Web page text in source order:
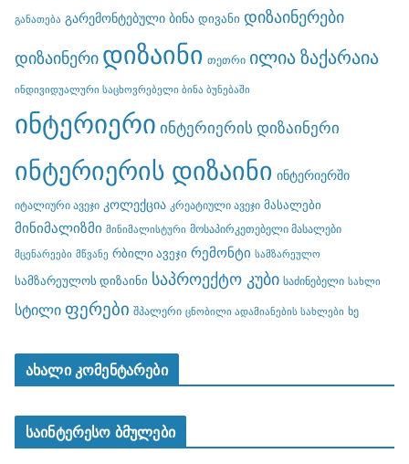
განათება გარემონტებული ბინა დივანი დიზაინერები
დიზაინერი დიზაინი თეთრი ილია ზაქარაია
ინდივიდუალური საცხოვრებელი ბინა ბუნებაში
ინტერიერი ინტერიერის დიზაინერი
ინტერიერის დიზაინი ინტერიერში
იტალიური ავეჯი კოლექცია კრეატიული ავეჯი მასალები
მინიმალიზმი მინიმალისტური მოსაპირკეთებელი მასალები
მცენარეები მწვანე რბილი ავეჯი რემონტი სამზარეულო
სამზარეულოს დიზაინი საპროექტო კუბი საძინებელი სახლი
სტილი ფერები შპალერი ცნობილი ადამიანების სახლები ხე
ახალი კომენტარები
საინტერესო ბმულები